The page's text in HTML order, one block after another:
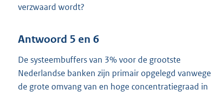
verzwaard wordt?
Antwoord 5 en 6
De systeembuffers van 3% voor de grootste
Nederlandse banken zijn primair opgelegd vanwege
de grote omvang van en hoge concentratiegraad in